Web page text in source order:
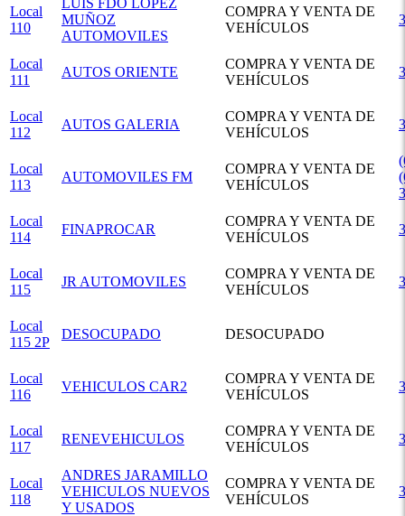
Local
110
MUÑOZ
AUTOMOVILES
COMPRA Y VENTA DE
VEHÍCULOS
Local
111
AUTOS ORIENTE
COMPRA Y VENTA DE
VEHÍCULOS
Local
112
AUTOS GALERIA
COMPRA Y VENTA DE
VEHÍCULOS
Local
113
AUTOMOVILES FM
COMPRA Y VENTA DE
VEHÍCULOS
Local
114
FINAPROCAR
COMPRA Y VENTA DE
VEHÍCULOS
Local
115
JR AUTOMOVILES
COMPRA Y VENTA DE
VEHÍCULOS
Local
115 2P
DESOCUPADO DESOCUPADO
Local
116
VEHICULOS CAR2
COMPRA Y VENTA DE
VEHÍCULOS
Local
117
RENEVEHICULOS
COMPRA Y VENTA DE
VEHÍCULOS
Local
118
ANDRES JARAMILLO
VEHICULOS NUEVOS
Y USADOS
COMPRA Y VENTA DE
VEHÍCULOS